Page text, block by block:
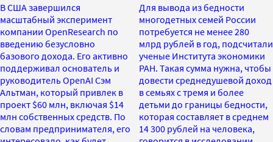
В США завершился
масштабный эксперимент
компании OpenResearch по
введению безусловно
базового дохода. Его активно
поддерживал основатель и
руководитель OpenAI Сэм
Альтман, который привлек в
проект $60 млн, включая $14
млн собственных средств. По
словам предпринимателя, его
Для вывода из бедности
многодетных семей России
потребуется не менее 280
млрд рублей в год, подсчитали
ученые Института экономики
РАН. Такая сумма нужна, чтобы
довести среднедушевой доход
в семьях с тремя и более
детьми до границы бедности,
которая составляет в среднем
14 300 рублей на человека,